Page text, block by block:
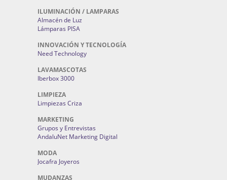
ILUMINACIÓN / LAMPARAS
Almacén de Luz
Lámparas PISA
INNOVACIÓN Y TECNOLOGÍA
Need Technology
LAVAMASCOTAS
Iberbox 3000
LIMPIEZA
Limpiezas Criza
MARKETING
Grupos y Entrevistas
AndaluNet Marketing Digital
MODA
Jocafra Joyeros
MUDANZAS